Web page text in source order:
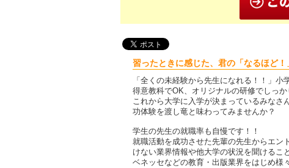
習ったときに感じた、君の「なるほど
「全くの未経験から先生になれる！！」
得意教科でOK、オリジナルの研修でしっか
これから大学に入学が決まっているみなさ
功体験を渡し竜と味わってみませんか？
学生の先生の就職率も自慢です！！
就職活動を成功させた先輩の先生からエン
けない業界情報や他大学の状況を聞けること
ベネッセなどの教育・出版業界をはじめ様